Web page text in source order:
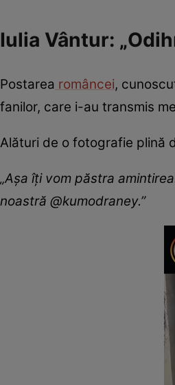
Iulia Vântur:
Postarea româncei,
fanilor, care i-au transmis
Alături de o fotografie plină
„Așa îți vom păstra
noastră @kumodraney.”